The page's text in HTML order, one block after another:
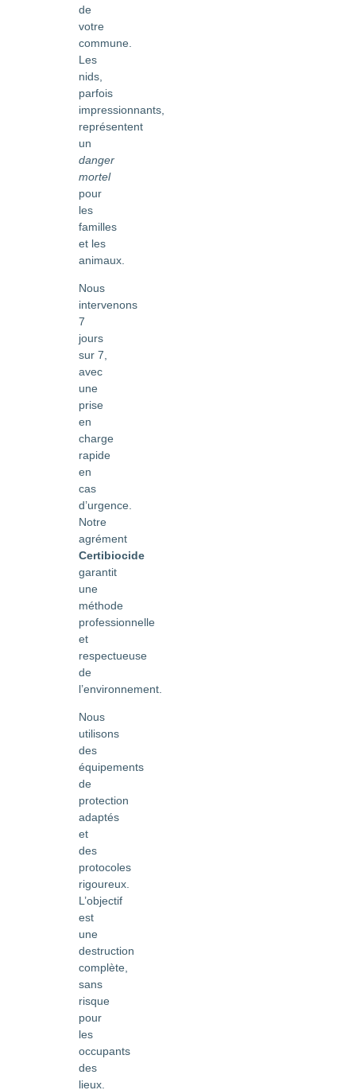
de
votre
commune.
Les
nids,
parfois
impressionnants,
représentent
un
danger
mortel
pour
les
familles
et les
animaux.
Nous
intervenons
7
jours
sur 7,
avec
une
prise
en
charge
rapide
en
cas
d’urgence.
Notre
agrément
Certibiocide
garantit
une
méthode
professionnelle
et
respectueuse
de
l’environnement.
Nous
utilisons
des
équipements
de
protection
adaptés
et
des
protocoles
rigoureux.
L’objectif
est
une
destruction
complète,
sans
risque
pour
les
occupants
des
lieux.